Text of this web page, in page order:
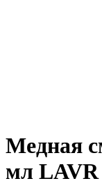
Медная
мл LAVR